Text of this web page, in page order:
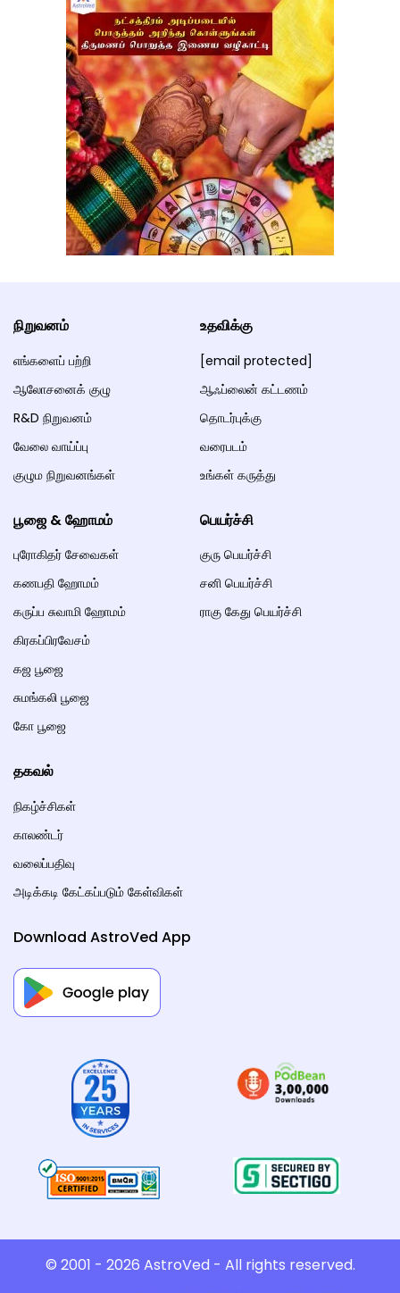
நிறுவனம்
எங்களைப் பற்றி
ஆலோசனைக் குழு
R&D நிறுவனம்
வேலை வாய்ப்பு
குழும நிறுவனங்கள்
உதவிக்கு
[email protected]
ஆஃப்லைன் கட்டணம்
தொடர்புக்கு
வரைபடம்
உங்கள் கருத்து
பூஜை & ஹோமம்
புரோகிதர் சேவைகள்
கணபதி ஹோமம்
கருப்ப சுவாமி ஹோமம்
கிரகப்பிரவேசம்
கஜ பூஜை
சுமங்கலி பூஜை
கோ பூஜை
பெயர்ச்சி
குரு பெயர்ச்சி
சனி பெயர்ச்சி
ராகு கேது பெயர்ச்சி
தகவல்
நிகழ்ச்சிகள்
காலண்டர்
வலைப்பதிவு
அடிக்கடி கேட்கப்படும் கேள்விகள்
Download AstroVed App
© 2001 - 2026 AstroVed - All rights reserved.